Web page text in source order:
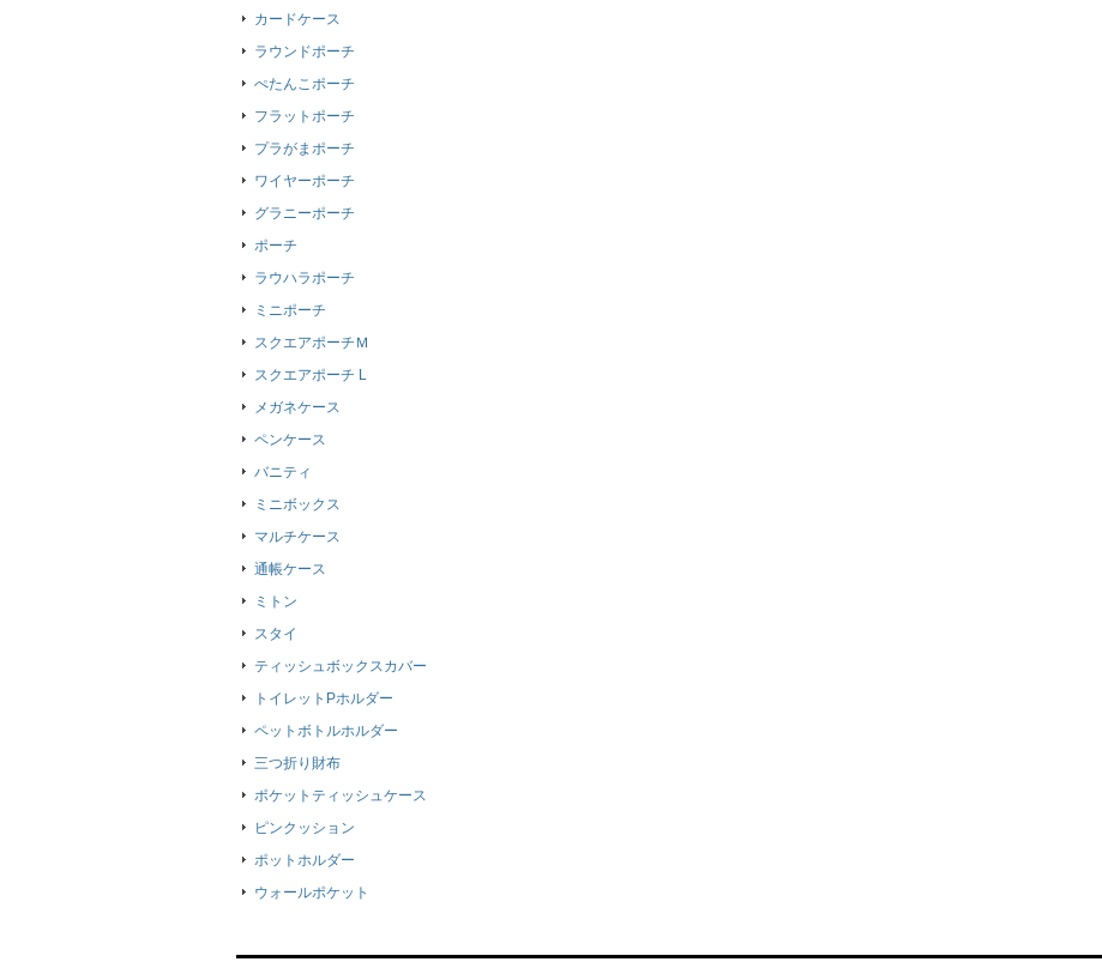
カードケース
ラウンドポーチ
ぺたんこポーチ
フラットポーチ
プラがまポーチ
ワイヤーポーチ
グラニーポーチ
ポーチ
ラウハラポーチ
ミニポーチ
スクエアポーチＭ
スクエアポーチ L
メガネケース
ペンケース
バニティ
ミニボックス
マルチケース
通帳ケース
ミトン
スタイ
ティッシュボックスカバー
トイレットPホルダー
ペットボトルホルダー
三つ折り財布
ポケットティッシュケース
ピンクッション
ポットホルダー
ウォールポケット